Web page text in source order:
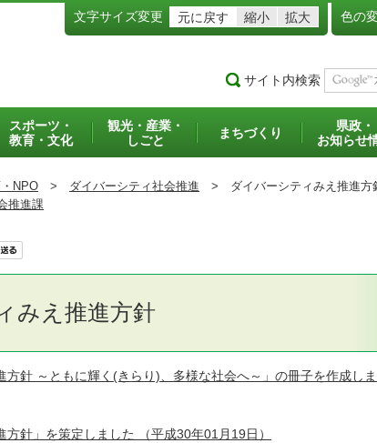
文字サイズ変更 元に戻す 縮小 拡大 色の
サイト内検索
スポーツ・
教育・文化
観光・産業・
しごと
まちづくり
県政・
お知らせ
NPO > ダイバーシティ社会推進 > ダイバーシティみえ推進方
推進課
みえ推進方針
方針 ～ともに輝く(きらり)、多様な社会へ～」の冊子を作成し
方針」を策定しました （平成30年01月19日）